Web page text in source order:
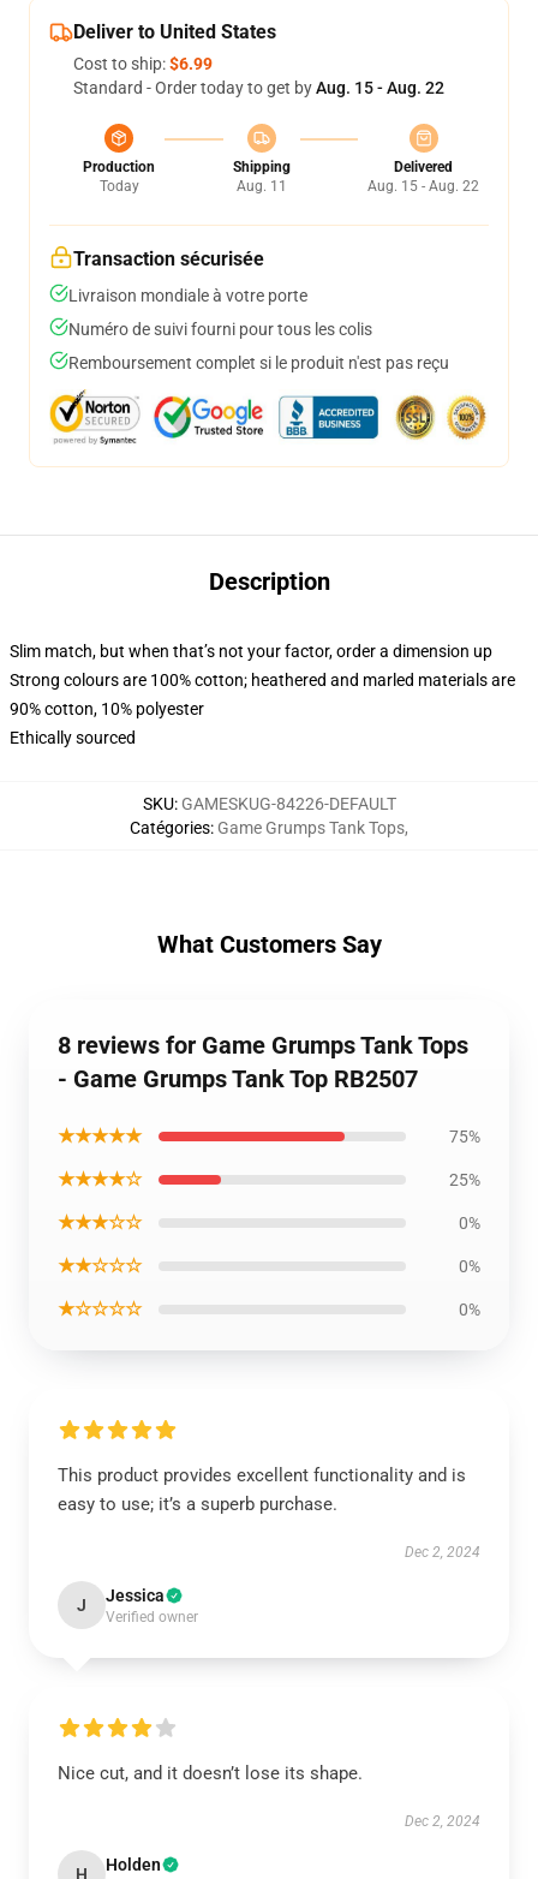
Deliver to United States
Cost to ship:$6.99
Standard - Order today to get byAug. 15 - Aug. 22
Production
Today
Shipping
Aug. 11
Delivered
Aug. 15 - Aug. 22
Transaction sécurisée
Livraison mondiale à votre porte
Numéro de suivi fourni pour tous les colis
Remboursement complet si le produit n'est pas reçu
Description
Slim match, but when that’s not your factor, order a dimension up
Strong colours are 100% cotton; heathered and marled materials are
90% cotton, 10% polyester
Ethically sourced
SKU: GAMESKUG-84226-DEFAULT
Catégories: Game Grumps Tank Tops,
What Customers Say
8 reviews for Game Grumps Tank Tops
- Game Grumps Tank Top RB2507
★★★★★ 75%
★★★★☆ 25%
★★★☆☆ 0%
★★☆☆☆ 0%
★☆☆☆☆ 0%
This product provides excellent functionality and is
easy to use; it’s a superb purchase.
Dec 2, 2024
J Jessica
Verified owner
Nice cut, and it doesn’t lose its shape.
Dec 2, 2024
H Holden